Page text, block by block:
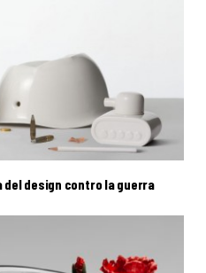
del design contro la guerra